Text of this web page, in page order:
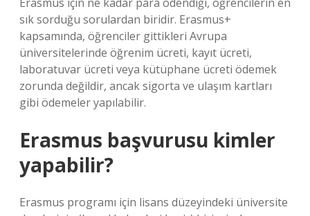
sık sorduğu sorulardan biridir. Erasmus+
kapsamında, öğrenciler gittikleri Avrupa
üniversitelerinde öğrenim ücreti, kayıt ücreti,
laboratuvar ücreti veya kütüphane ücreti ödemek
zorunda değildir, ancak sigorta ve ulaşım kartları
gibi ödemeler yapılabilir.
Erasmus başvurusu kimler
yapabilir?
Erasmus programı için lisans düzeyindeki üniversite